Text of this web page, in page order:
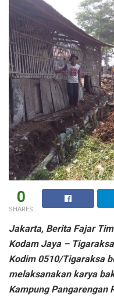
0
SHARES
Jakarta, Berita Fajar
Kodam Jaya –
Kodim 0510/Tigaraksa
melaksanakan karya
Kampung Pangarengan